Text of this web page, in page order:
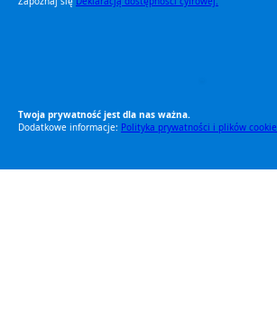
Twoja prywatność jest dla nas ważna.
Dodatkowe informacje: Polityka prywatności i plików cookie